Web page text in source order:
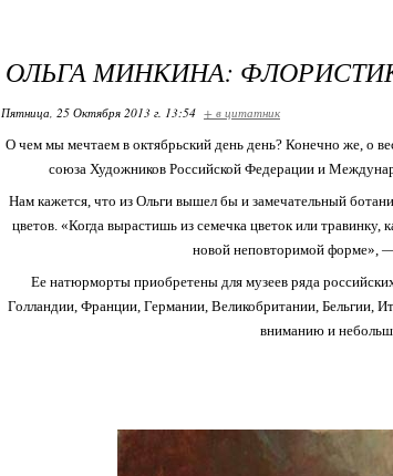
ОЛЬГА МИНКИНА:
Пятница, 25 Октября 2013 г. 13:54 + в цитатник
О чем мы мечтаем в октябрьский день день? Конечно же, о
союза Художников Российской Федерации и
Нам кажется, что из Ольги вышел бы и замечательный
цветов. «Когда вырастишь из семечка цветок или
новой неповторимой форме», —
Ее натюрморты приобретены для музеев ряда
Голландии, Франции, Германии, Великобритании, Бельгии,
вниманию и